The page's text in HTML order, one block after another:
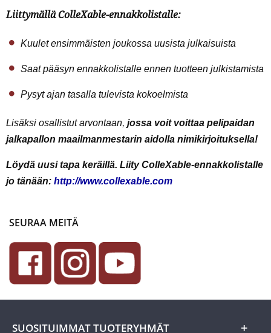
Liittymällä ColleXable-ennakkolistalle:
Kuulet ensimmäisten joukossa uusista julkaisuista
Saat pääsyn ennakkolistalle ennen tuotteen julkistamista
Pysyt ajan tasalla tulevista kokoelmista
Lisäksi osallistut arvontaan, jossa voit voittaa pelipaidan
jalkapallon maailmanmestarin aidolla nimikirjoituksella!
Löydä uusi tapa keräillä. Liity ColleXable-ennakkolistalle
jo tänään: http://www.collexable.com
SEURAA MEITÄ
SUOSITUIMMAT TUOTERYHMÄT